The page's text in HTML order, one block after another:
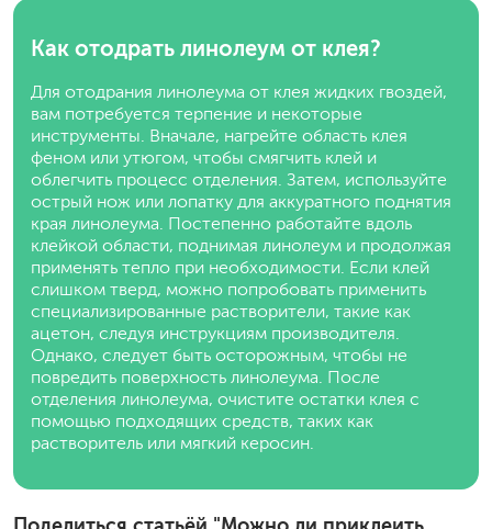
Как отодрать линолеум от клея?
Для отодрания линолеума от клея жидких гвоздей,
вам потребуется терпение и некоторые
инструменты. Вначале, нагрейте область клея
феном или утюгом, чтобы смягчить клей и
облегчить процесс отделения. Затем, используйте
острый нож или лопатку для аккуратного поднятия
края линолеума. Постепенно работайте вдоль
клейкой области, поднимая линолеум и продолжая
применять тепло при необходимости. Если клей
слишком тверд, можно попробовать применить
специализированные растворители, такие как
ацетон, следуя инструкциям производителя.
Однако, следует быть осторожным, чтобы не
повредить поверхность линолеума. После
отделения линолеума, очистите остатки клея с
помощью подходящих средств, таких как
растворитель или мягкий керосин.